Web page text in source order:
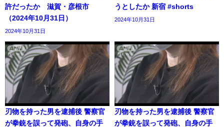
許だったか 滋賀・彦根市
（2024年10月31日）
2024年10月31日
うとしたか 新宿 #shorts
2024年10月31日
刃物を持った男を逮捕後 警察官
が拳銃を誤って発砲、自身の手
刃物を持った男を逮捕後 警察官
が拳銃を誤って発砲、自身の手